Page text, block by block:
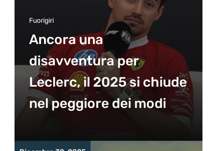
Fuorigiri
Ancora una
disavventura per
Leclerc, il 2025 si chiude
nel peggiore dei modi